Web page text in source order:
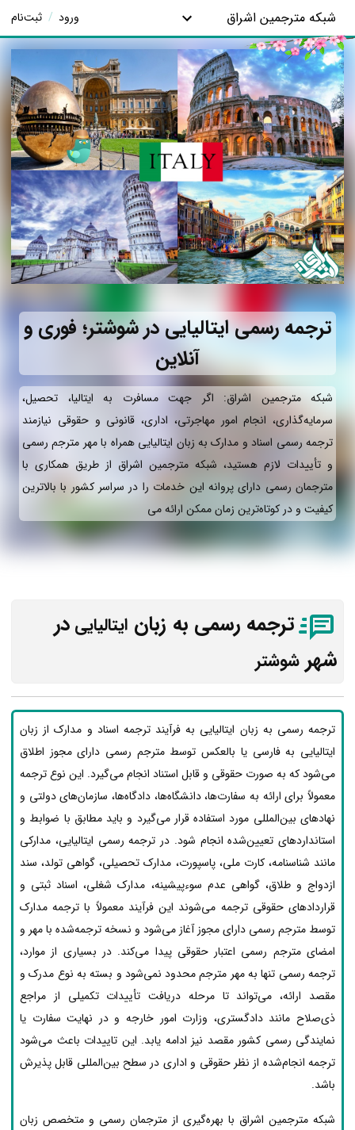
شبکه مترجمین اشراق ورود / ثبت‌نام
ترجمه رسمی ایتالیایی در شوشتر؛ فوری و
آنلاین
شبکه مترجمین اشراق: اگر جهت مسافرت به ایتالیا، تحصیل،
سرمایه‌گذاری، انجام امور مهاجرتی، اداری، قانونی و حقوقی نیازمند
ترجمه رسمی اسناد و مدارک به زبان ایتالیایی همراه با مهر مترجم رسمی
و تأییدات لازم هستید، شبکه مترجمین اشراق از طریق همکاری با
مترجمان رسمی دارای پروانه این خدمات را در سراسر کشور با بالاترین
کیفیت و در کوتاه‌ترین زمان ممکن ارائه می‌
ترجمه رسمی به زبان ایتالیایی در
شهر شوشتر
ترجمه رسمی به زبان ایتالیایی به فرآیند ترجمه اسناد و مدارک از زبان
ایتالیایی به فارسی یا بالعکس توسط مترجم رسمی دارای مجوز اطلاق
می‌شود که به صورت حقوقی و قابل استناد انجام می‌گیرد. این نوع ترجمه
معمولاً برای ارائه به سفارت‌ها، دانشگاه‌ها، دادگاه‌ها، سازمان‌های دولتی و
نهادهای بین‌المللی مورد استفاده قرار می‌گیرد و باید مطابق با ضوابط و
استانداردهای تعیین‌شده انجام شود. در ترجمه رسمی ایتالیایی، مدارکی
مانند شناسنامه، کارت ملی، پاسپورت، مدارک تحصیلی، گواهی تولد، سند
ازدواج و طلاق، گواهی عدم سوءپیشینه، مدارک شغلی، اسناد ثبتی و
قراردادهای حقوقی ترجمه می‌شوند این فرآیند معمولاً با ترجمه مدارک
توسط مترجم رسمی دارای مجوز آغاز می‌شود و نسخه ترجمه‌شده با مهر و
امضای مترجم رسمی اعتبار حقوقی پیدا می‌کند. در بسیاری از موارد،
ترجمه رسمی تنها به مهر مترجم محدود نمی‌شود و بسته به نوع مدرک و
مقصد ارائه، می‌تواند تا مرحله دریافت تأییدات تکمیلی از مراجع
ذی‌صلاح مانند دادگستری، وزارت امور خارجه و در نهایت سفارت یا
نمایندگی رسمی کشور مقصد نیز ادامه یابد. این تاییدات باعث می‌شود
ترجمه انجام‌شده از نظر حقوقی و اداری در سطح بین‌المللی قابل پذیرش
باشد.
شبکه مترجمین اشراق با بهره‌گیری از مترجمان رسمی و متخصص زبان